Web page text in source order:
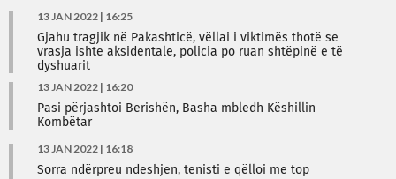
13 JAN 2022 | 16:25
Gjahu tragjik në Pakashticë, vëllai i viktimës thotë se
vrasja ishte aksidentale, policia po ruan shtëpinë e të
dyshuarit
13 JAN 2022 | 16:20
Pasi përjashtoi Berishën, Basha mbledh Këshillin
Kombëtar
13 JAN 2022 | 16:18
Sorra ndërpreu ndeshjen, tenisti e qëlloi me top